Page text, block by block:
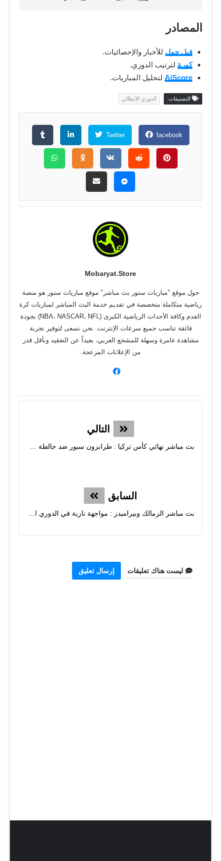
المصادر
فيل جول للأخبار والإحصائيات.
كورة لترتيب الدوري.
AiScore لتحليل المباريات.
التصنيفات: الدوري الأيطالي
facebook
Twitter
Mobaryat.store
حول موقع "مباريات ستور بث مباشر" موقع مباريات ستور هو منصة
رياضية متكاملة متخصصة في تقديم خدمة البث المباشر لمباريات كرة
القدم وكافة الأحداث الرياضية الكبرى (NBA، NASCAR، NFL) بجودة
فائقة تناسب جميع سرعات الإنترنت. نحن نسعى لتوفير تجربة
مشاهدة غامرة وسهلة للمشجع العربي، بعيداً عن التعقيد وبأقل قدر
من الإعلانات المزعجة.
التالي
بث مباشر نهائي كأس تركيا : طرابزون سبور ضد جالطة سراي - قمة نارية
السابق
بث مباشر الزمالك وبيراميدز : مواجهة نارية في الدوري المصري!
ليست هناك تعليقات إرسال تعليق